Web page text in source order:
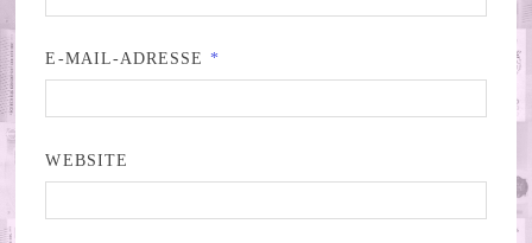
E-MAIL-ADRESSE *
WEBSITE